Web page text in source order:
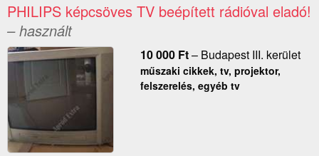
PHILIPS képcsöves TV beépített rádióval eladó!
– használt
10 000 Ft– Budapest III. kerület
műszaki cikkek, tv, projektor,
felszerelés, egyéb tv